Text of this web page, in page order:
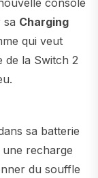
console
sa Charging
qui veut
de la Switch 2
sa batterie
recharge
du souffle